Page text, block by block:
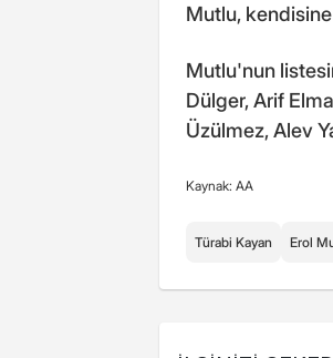
Mutlu,
Mutlu'nun
Dülger, Arif
Üzülmez, Alev
Kaynak: AA
Türabi Kayan Erol